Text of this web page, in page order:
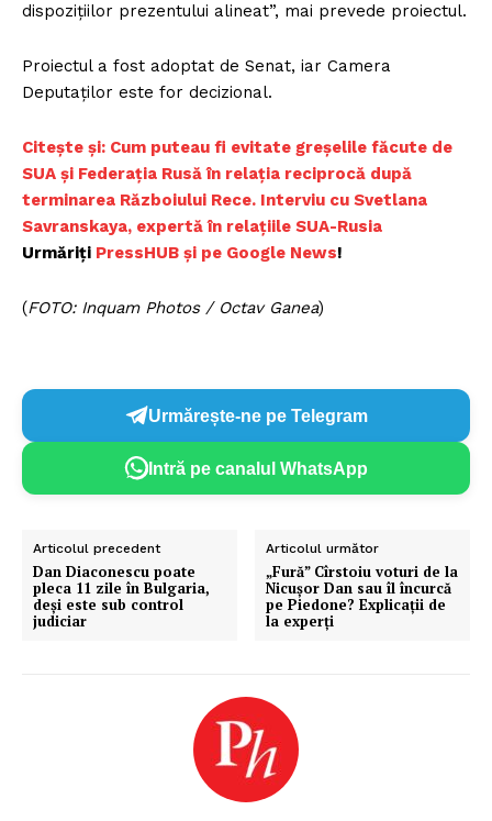
dispoziţiilor prezentului alineat”, mai prevede proiectul.
Proiectul a fost adoptat de Senat, iar Camera
Deputaţilor este for decizional.
Citește și: Cum puteau fi evitate greșelile făcute de
SUA și Federația Rusă în relația reciprocă după
terminarea Războiului Rece. Interviu cu Svetlana
Savranskaya, expertă în relațiile SUA-Rusia
Urmăriți PressHUB și pe Google News!
(FOTO: Inquam Photos / Octav Ganea)
Urmărește-ne pe Telegram
Intră pe canalul WhatsApp
Articolul precedent
Dan Diaconescu poate
pleca 11 zile în Bulgaria,
deși este sub control
judiciar
Articolul următor
„Fură” Cîrstoiu voturi de la
Nicușor Dan sau îl încurcă
pe Piedone? Explicații de
la experți